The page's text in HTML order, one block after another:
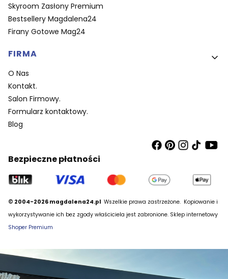
Skyroom Zasłony Premium
Bestsellery Magdalena24
Firany Gotowe Mag24
FIRMA
O Nas
Kontakt.
Salon Firmowy.
Formularz kontaktowy.
Blog
Bezpieczne płatności
© 2004-2026 magdalena24.pl Wszelkie prawa zastrzeżone. Kopiowanie i
wykorzystywanie ich bez zgody właściciela jest zabronione. Sklep internetowy
Shoper Premium